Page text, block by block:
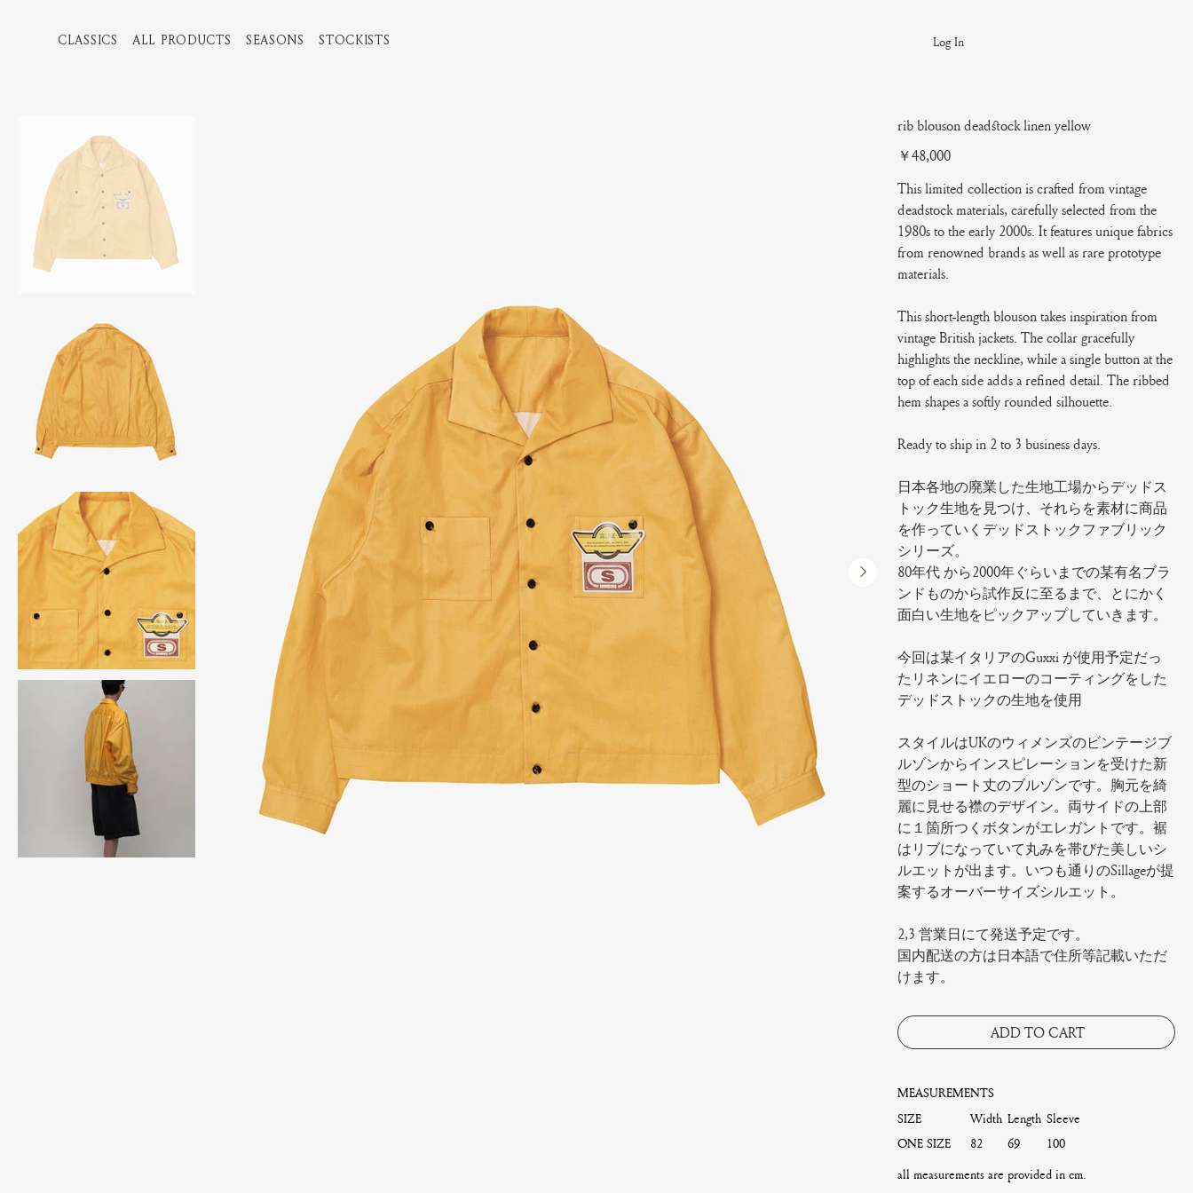
CLASSICS ALL PRODUCTS SEASONS STOCKISTS Log In
rib blouson deadstock linen yellow
Price
￥48,000
This limited collection is crafted from vintage
deadstock materials, carefully selected from the
1980s to the early 2000s. It features unique fabrics
from renowned brands as well as rare prototype
materials.
This short-length blouson takes inspiration from
vintage British jackets. The collar gracefully
highlights the neckline, while a single button at the
top of each side adds a refined detail. The ribbed
hem shapes a softly rounded silhouette.
Ready to ship in 2 to 3 business days.
日本各地の廃業した生地工場からデッドス
トック生地を見つけ、それらを素材に商品
を作っていくデッドストックファブリック
シリーズ。
80年代 から2000年ぐらいまでの某有名ブラ
ンドものから試作反に至るまで、とにかく
面白い生地をピックアップしていきます。
今回は某イタリアのGuxxi が使用予定だっ
たリネンにイエローのコーティングをした
デッドストックの生地を使用
スタイルはUKのウィメンズのビンテージブ
ルゾンからインスピレーションを受けた新
型のショート丈のブルゾンです。胸元を綺
麗に見せる襟のデザイン。両サイドの上部
に１箇所つくボタンがエレガントです。裾
はリブになっていて丸みを帯びた美しいシ
ルエットが出ます。いつも通りのSillageが提
案するオーバーサイズシルエット。
2,3 営業日にて発送予定です。
国内配送の方は日本語で住所等記載いただ
けます。
ADD TO CART
MEASUREMENTS
SIZE
Width Length Sleeve
ONE SIZE
82 69
100
all measurements are provided in cm.